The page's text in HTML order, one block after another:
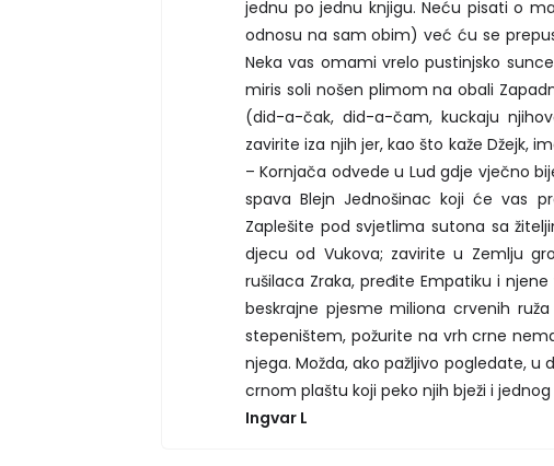
jednu po jednu knjigu. Neću pisati o
odnosu na sam obim) već ću se
Neka vas omami vrelo pustinjsko
miris soli nošen plimom na obali
(did-a-čak, did-a-čam, kuckaju
zavirite iza njih jer, kao što kaže Džejk,
– Kornjača odvede u Lud gdje vječno
spava Blejn Jednošinac koji će vas
Zaplešite pod svjetlima sutona sa
djecu od Vukova; zavirite u Zemlju
rušilaca Zraka, pređite Empatiku i
beskrajne pjesme miliona crvenih
stepeništem, požurite na vrh crne
njega. Možda, ako pažljivo pogledate,
crnom plaštu koji peko njih bježi i
Ingvar L